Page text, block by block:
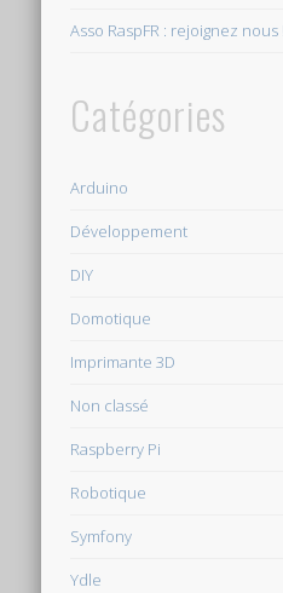
Asso RaspFR : rejoignez nous !
Catégories
Arduino
Développement
DIY
Domotique
Imprimante 3D
Non classé
Raspberry Pi
Robotique
Symfony
Ydle